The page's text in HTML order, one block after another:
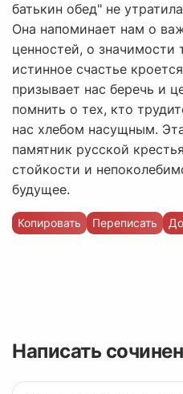
батькин обед" не
Она напоминает нам о
ценностей, о значимости
истинное счастье
призывает нас беречь и
помнить о тех, кто
нас хлебом насущным.
памятник русской
стойкости и
будущее.
Копировать Переписать
Написать